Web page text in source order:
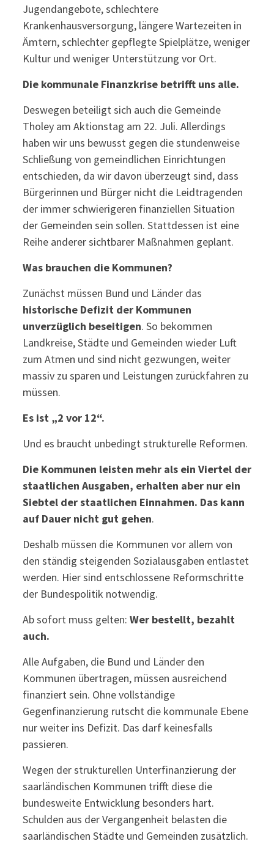
Jugendangebote, schlechtere
Krankenhausversorgung, längere Wartezeiten in
Ämtern, schlechter gepflegte Spielplätze, weniger
Kultur und weniger Unterstützung vor Ort.
Die kommunale Finanzkrise betrifft uns alle.
Deswegen beteiligt sich auch die Gemeinde
Tholey am Aktionstag am 22. Juli. Allerdings
haben wir uns bewusst gegen die stundenweise
Schließung von gemeindlichen Einrichtungen
entschieden, da wir davon überzeugt sind, dass
Bürgerinnen und Bürger nicht die Leidtragenden
der immer schwierigeren finanziellen Situation
der Gemeinden sein sollen. Stattdessen ist eine
Reihe anderer sichtbarer Maßnahmen geplant.
Was brauchen die Kommunen?
Zunächst müssen Bund und Länder das
historische Defizit der Kommunen
unverzüglich beseitigen. So bekommen
Landkreise, Städte und Gemeinden wieder Luft
zum Atmen und sind nicht gezwungen, weiter
massiv zu sparen und Leistungen zurückfahren zu
müssen.
Es ist „2 vor 12“.
Und es braucht unbedingt strukturelle Reformen.
Die Kommunen leisten mehr als ein Viertel der
staatlichen Ausgaben, erhalten aber nur ein
Siebtel der staatlichen Einnahmen. Das kann
auf Dauer nicht gut gehen.
Deshalb müssen die Kommunen vor allem von
den ständig steigenden Sozialausgaben entlastet
werden. Hier sind entschlossene Reformschritte
der Bundespolitik notwendig.
Ab sofort muss gelten: Wer bestellt, bezahlt
auch.
Alle Aufgaben, die Bund und Länder den
Kommunen übertragen, müssen ausreichend
finanziert sein. Ohne vollständige
Gegenfinanzierung rutscht die kommunale Ebene
nur weiter ins Defizit. Das darf keinesfalls
passieren.
Wegen der strukturellen Unterfinanzierung der
saarländischen Kommunen trifft diese die
bundesweite Entwicklung besonders hart.
Schulden aus der Vergangenheit belasten die
saarländischen Städte und Gemeinden zusätzlich.